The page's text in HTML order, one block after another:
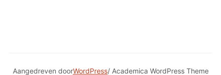
Aangedreven doorWordPress/ Academica WordPress Theme